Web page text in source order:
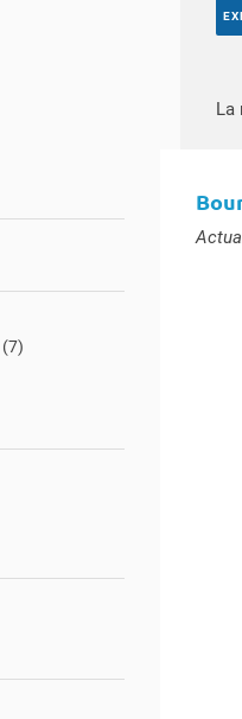
La
(7résultats
)
Type :